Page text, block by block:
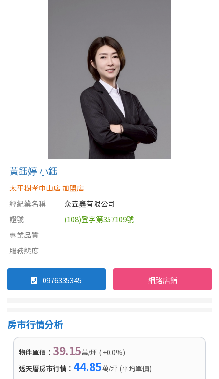
黃鈺婷 小鈺
太平樹孝中山店 加盟店
經紀業名稱
众垚鑫有限公司
證號
(108)登字第357109號
專業品質
服務態度
0976335345 網路店鋪
房市行情分析
物件單價： 39.15萬/坪 ( +0.0%)
透天厝房市行情： 44.85萬/坪 (平均單價)